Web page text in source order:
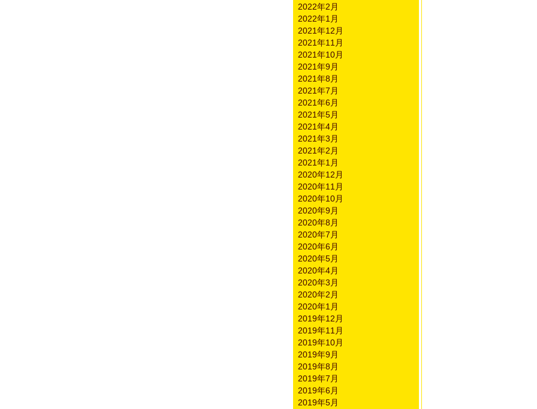
2022年2月
2022年1月
2021年12月
2021年11月
2021年10月
2021年9月
2021年8月
2021年7月
2021年6月
2021年5月
2021年4月
2021年3月
2021年2月
2021年1月
2020年12月
2020年11月
2020年10月
2020年9月
2020年8月
2020年7月
2020年6月
2020年5月
2020年4月
2020年3月
2020年2月
2020年1月
2019年12月
2019年11月
2019年10月
2019年9月
2019年8月
2019年7月
2019年6月
2019年5月